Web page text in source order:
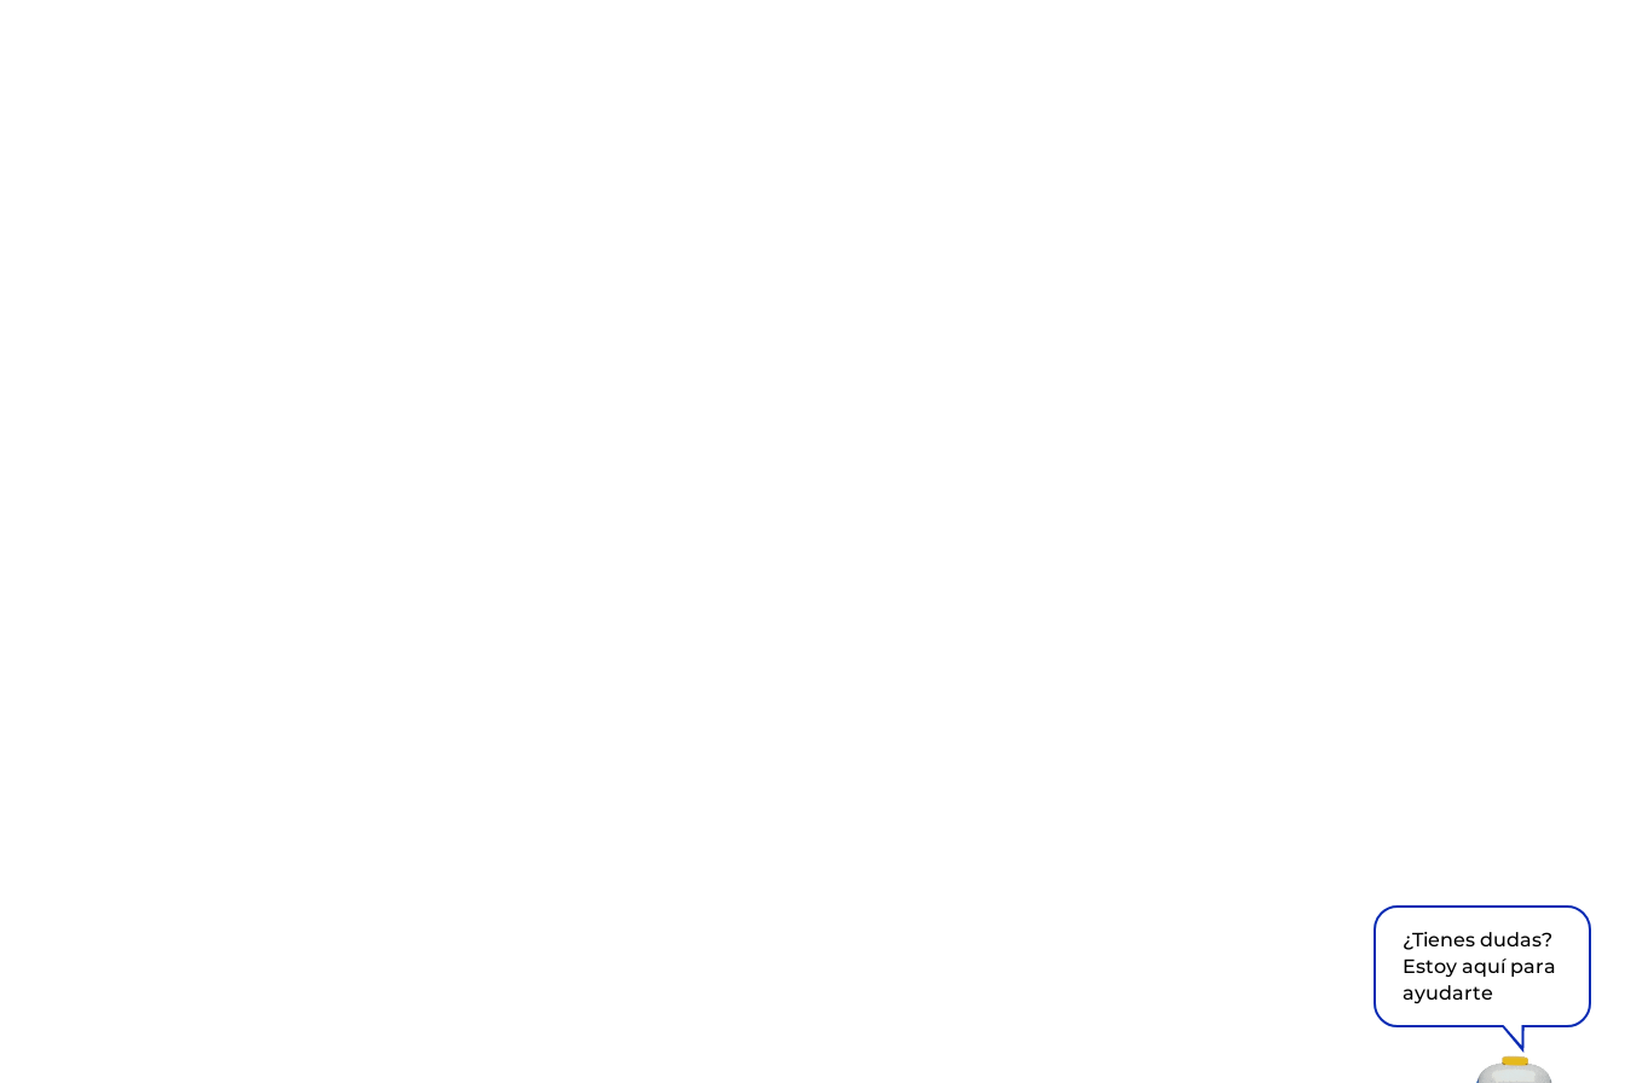
¿Tienes dudas?
Estoy aquí para
ayudarte